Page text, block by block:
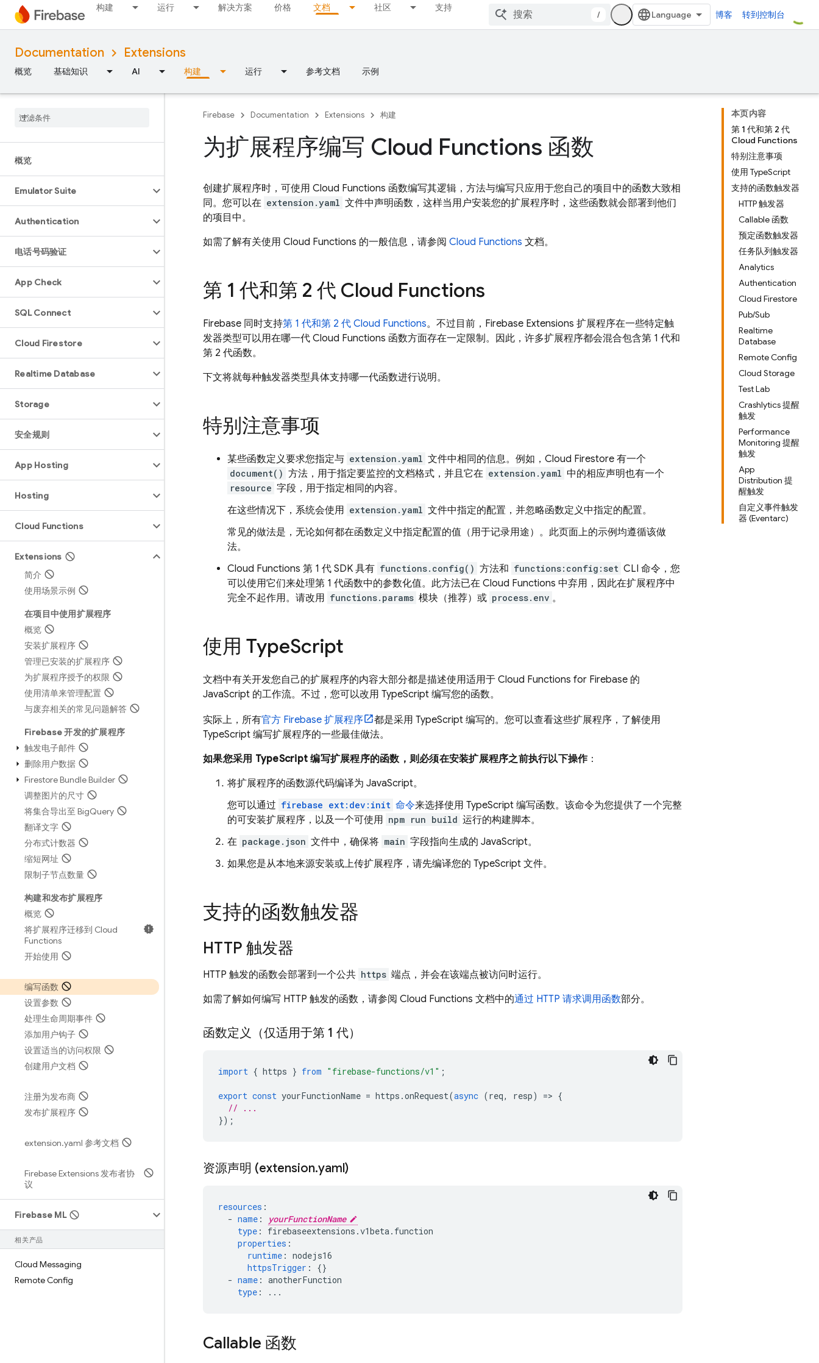
构建 运行 解决方案 价格 文档 社区 支持
/ 博客 转到控制台
Documentation Extensions
概览 基础知识 AI 构建 运行 参考文档 示例
概览
Emulator Suite
Authentication
电话号码验证
App Check
SQL Connect
Cloud Firestore
Realtime Database
Storage
安全规则
App Hosting
Hosting
Cloud Functions
Extensions
简介
使用场景示例
在项目中使用扩展程序
概览
安装扩展程序
管理已安装的扩展程序
为扩展程序授予的权限
使用清单来管理配置
与废弃相关的常见问题解答
Firebase 开发的扩展程序
触发电子邮件
删除用户数据
Firestore Bundle Builder
调整图片的尺寸
将集合导出至 BigQuery
翻译文字
分布式计数器
缩短网址
限制子节点数量
构建和发布扩展程序
概览
将扩展程序迁移到 Cloud
Functions
开始使用
编写函数
设置参数
处理生命周期事件
添加用户钩子
设置适当的访问权限
创建用户文档
注册为发布商
发布扩展程序
extension.yaml 参考文档
Firebase Extensions 发布者协
议
Firebase ML
相关产品
Cloud Messaging
Remote Config
本页内容
第 1 代和第 2 代
Cloud Functions
特别注意事项
使用 TypeScript
支持的函数触发器
HTTP 触发器
Callable 函数
预定函数触发器
任务队列触发器
Analytics
Authentication
Cloud Firestore
Pub/Sub
Realtime
Database
Remote Config
Cloud Storage
Test Lab
Crashlytics 提醒
触发
Performance
Monitoring 提醒
触发
App
Distribution 提
醒触发
自定义事件触发
器 (Eventarc)
Firebase Documentation Extensions 构建
为扩展程序编写 Cloud Functions 函数
创建扩展程序时，可使用 Cloud Functions 函数编写其逻辑，方法与编写只应用于您自己的项目中的函数大致相
同。您可以在 extension.yaml 文件中声明函数，这样当用户安装您的扩展程序时，这些函数就会部署到他们
的项目中。
如需了解有关使用 Cloud Functions 的一般信息，请参阅 Cloud Functions 文档。
第 1 代和第 2 代 Cloud Functions
Firebase 同时支持第 1 代和第 2 代 Cloud Functions。不过目前，Firebase Extensions 扩展程序在一些特定触
发器类型可以用在哪一代 Cloud Functions 函数方面存在一定限制。因此，许多扩展程序都会混合包含第 1 代和
第 2 代函数。
下文将就每种触发器类型具体支持哪一代函数进行说明。
特别注意事项
某些函数定义要求您指定与 extension.yaml 文件中相同的信息。例如，Cloud Firestore 有一个
document() 方法，用于指定要监控的文档格式，并且它在 extension.yaml 中的相应声明也有一个
resource 字段，用于指定相同的内容。
在这些情况下，系统会使用 extension.yaml 文件中指定的配置，并忽略函数定义中指定的配置。
常见的做法是，无论如何都在函数定义中指定配置的值（用于记录用途）。此页面上的示例均遵循该做
法。
Cloud Functions 第 1 代 SDK 具有 functions.config() 方法和 functions:config:set CLI 命令，您
可以使用它们来处理第 1 代函数中的参数化值。此方法已在 Cloud Functions 中弃用，因此在扩展程序中
完全不起作用。 请改用 functions.params 模块（推荐）或 process.env 。
使用 TypeScript
文档中有关开发您自己的扩展程序的内容大部分都是描述使用适用于 Cloud Functions for Firebase 的
JavaScript 的工作流。不过，您可以改用 TypeScript 编写您的函数。
实际上，所有官方 Firebase 扩展程序
都是采用 TypeScript 编写的。您可以查看这些扩展程序，了解使用
TypeScript 编写扩展程序的一些最佳做法。
如果您采用 TypeScript 编写扩展程序的函数，则必须在安装扩展程序之前执行以下操作：
将扩展程序的函数源代码编译为 JavaScript。
您可以通过 firebase ext:dev:init 命令来选择使用 TypeScript 编写函数。该命令为您提供了一个完整
的可安装扩展程序，以及一个可使用 npm run build 运行的构建脚本。
在 package.json 文件中，确保将 main 字段指向生成的 JavaScript。
如果您是从本地来源安装或上传扩展程序，请先编译您的 TypeScript 文件。
支持的函数触发器
HTTP 触发器
HTTP 触发的函数会部署到一个公共 https 端点，并会在该端点被访问时运行。
如需了解如何编写 HTTP 触发的函数，请参阅 Cloud Functions 文档中的通过 HTTP 请求调用函数部分。
函数定义（仅适用于第 1 代）
import { https } from "firebase-functions/v1" ;
export const yourFunctionName = https .onRequest(async (req, resp) => {
// ...
});
资源声明 (extension.yaml)
resources :
- name :
yourFunctionName
type :
firebaseextensions.v1beta.function
properties :
runtime : nodejs16
httpsTrigger :
{}
- name : anotherFunction
type : ...
Callable 函数